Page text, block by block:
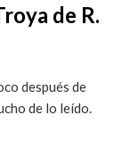
de R.
después de
de lo leído.